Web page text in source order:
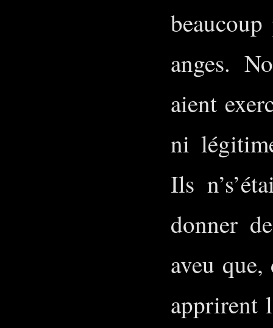
anges.
aient
ni
Ils
donner
aveu
apprirent